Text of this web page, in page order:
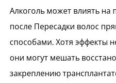
Алкоголь может влиять на
после Пересадки волос
способами. Хотя эффекты
они могут мешать
закреплению